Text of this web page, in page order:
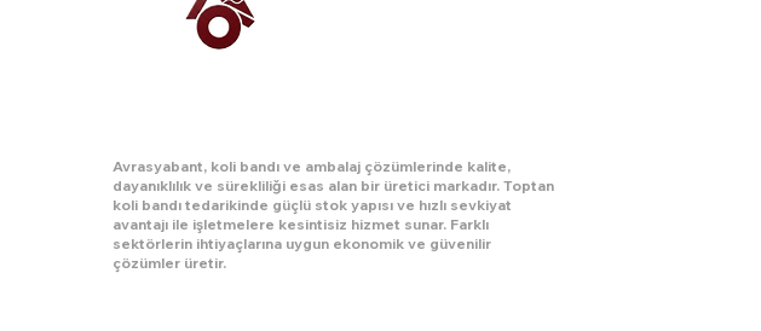
Avrasyabant, koli bandı ve ambalaj çözümlerinde kalite,
dayanıklılık ve sürekliliği esas alan bir üretici markadır. Toptan
koli bandı tedarikinde güçlü stok yapısı ve hızlı sevkiyat
avantajı ile işletmelere kesintisiz hizmet sunar. Farklı
sektörlerin ihtiyaçlarına uygun ekonomik ve güvenilir
çözümler üretir.